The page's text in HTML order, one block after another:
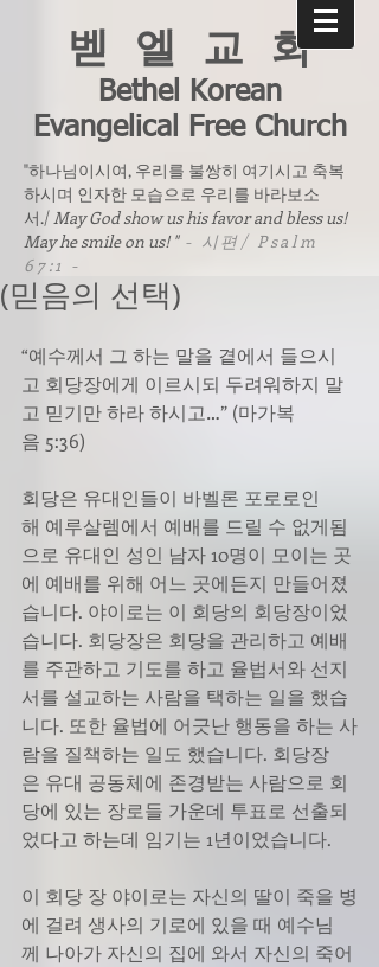
벧 엘 교 회
Bethel Korean
Evangelical Free Church
"하나님이시여, 우리를 불쌍히 여기시고 축복
하시며 인자한 모습으로 우리를 바라보소
서./May God show us his favor and bless us!
May he smile on us! " - 시편/ Psalm
67:1 -
(믿음의 선택)
“예수께서 그 하는 말을 곁에서 들으시
고 회당장에게 이르시되 두려워하지 말
고 믿기만 하라 하시고…” (마가복
음 5:36)
회당은 유대인들이 바벨론 포로로인
해 예루살렘에서 예배를 드릴 수 없게됨
으로 유대인 성인 남자 10명이 모이는 곳
에 예배를 위해 어느 곳에든지 만들어졌
습니다. 야이로는 이 회당의 회당장이었
습니다. 회당장은 회당을 관리하고 예배
를 주관하고 기도를 하고 율법서와 선지
서를 설교하는 사람을 택하는 일을 했습
니다. 또한 율법에 어긋난 행동을 하는 사
람을 질책하는 일도 했습니다. 회당장
은 유대 공동체에 존경받는 사람으로 회
당에 있는 장로들 가운데 투표로 선출되
었다고 하는데 임기는 1년이었습니다.
이 회당 장 야이로는 자신의 딸이 죽을 병
에 걸려 생사의 기로에 있을 때 예수님
께 나아가 자신의 집에 와서 자신의 죽어